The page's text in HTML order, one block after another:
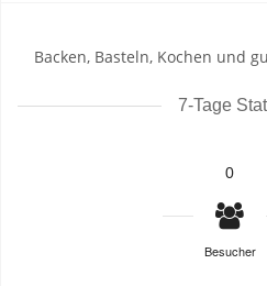
Backen, Basteln, Kochen und
7-Tage
0
Besucher